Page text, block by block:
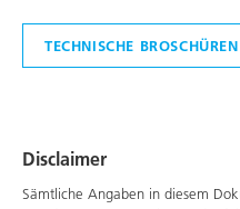
TECHNISCHE BROSCHÜREN
Disclaimer
Sämtliche Angaben in diesem